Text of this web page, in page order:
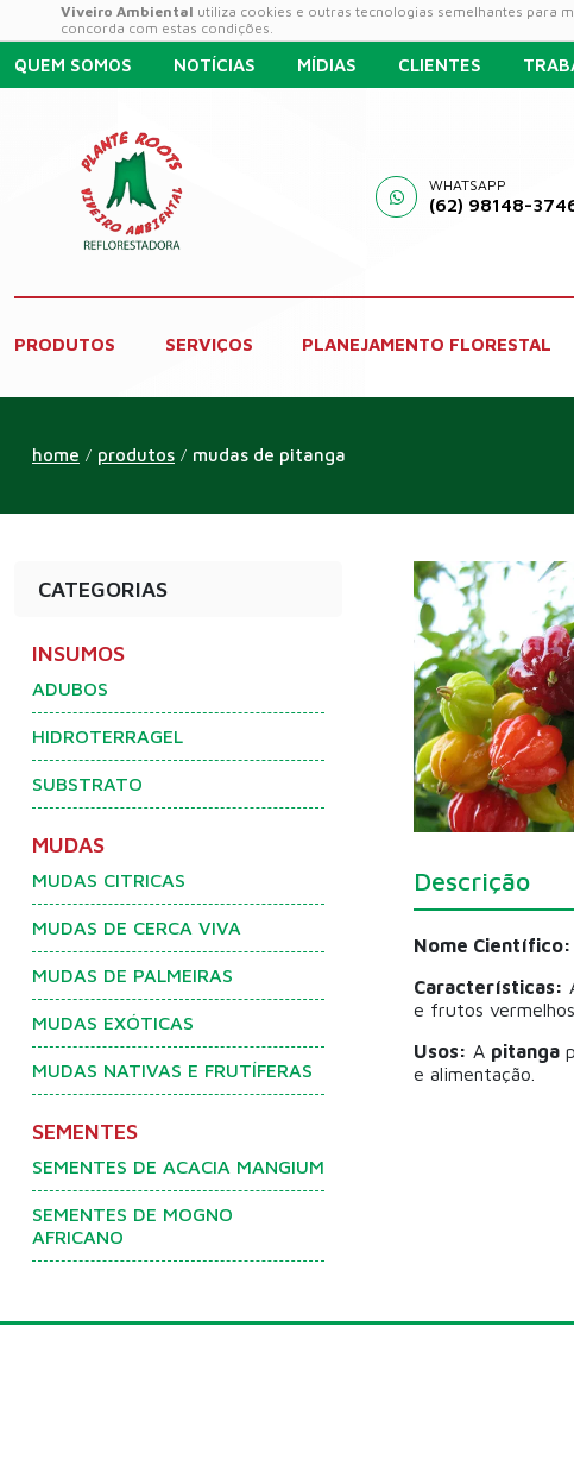
Viveiro Ambiental utiliza cookies e outras tecnologias semelhantes para
concorda com estas condições.
QUEM SOMOS NOTÍCIAS MÍDIAS CLIENTES
WHATSAPP
(62) 98148-
PRODUTOS SERVIÇOS PLANEJAMENTO FLORESTAL
home / produtos / mudas de pitanga
CATEGORIAS
INSUMOS
ADUBOS
HIDROTERRAGEL
SUBSTRATO
MUDAS
MUDAS CITRICAS
MUDAS DE CERCA VIVA
MUDAS DE PALMEIRAS
MUDAS EXÓTICAS
MUDAS NATIVAS E FRUTÍFERAS
SEMENTES
SEMENTES DE ACACIA MANGIUM
SEMENTES DE MOGNO
AFRICANO
Descrição
Nome Científico:
Características:
e frutos vermelhos.
Usos: A pitanga
e alimentação.